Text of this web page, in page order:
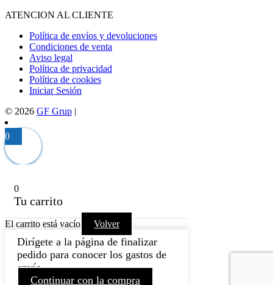
ATENCION AL CLIENTE
Política de envíos y devoluciones
Condiciones de venta
Aviso legal
Política de privacidad
Política de cookies
Iniciar Sesión
© 2026 GF Grup |
0
0
Tu carrito
El carrito está vacío Volver
Dirígete a la página de finalizar
pedido para conocer los gastos de
envío.
Continuar con la compra